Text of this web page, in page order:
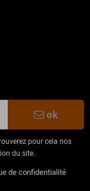
ok
pour cela nos
du site.
de confidentialité